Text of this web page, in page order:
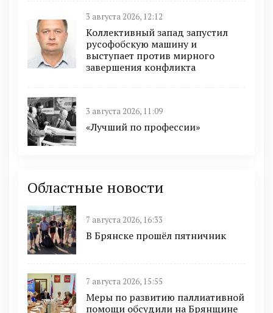
3 августа 2026, 12:12
Коллективный запад запустил
русофобскую машину и
выступает против мирного
завершения конфликта
3 августа 2026, 11:09
«Лучший по профессии»
Областные новости
7 августа 2026, 16:33
В Брянске прошёл пятничник
7 августа 2026, 15:55
Меры по развитию паллиативной
помощи обсудили на Брянщине